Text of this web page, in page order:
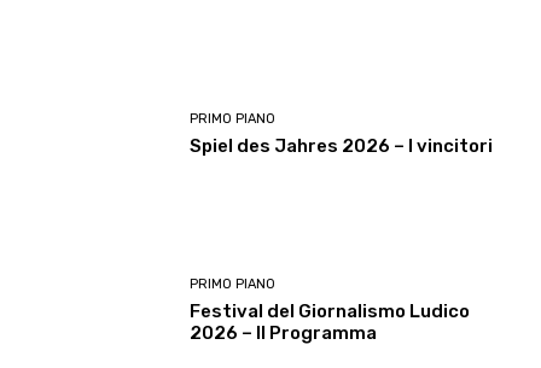
PRIMO PIANO
Spiel des Jahres 2026 – I vincitori
PRIMO PIANO
Festival del Giornalismo Ludico
2026 – Il Programma